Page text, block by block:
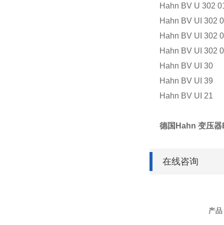
Hahn BV U 302
Hahn BV UI 302
Hahn BV UI 302
Hahn BV UI 302
Hahn BV UI 30
Hahn BV UI 39
Hahn BV UI 21
德国Hahn 变压
在线咨询
产品